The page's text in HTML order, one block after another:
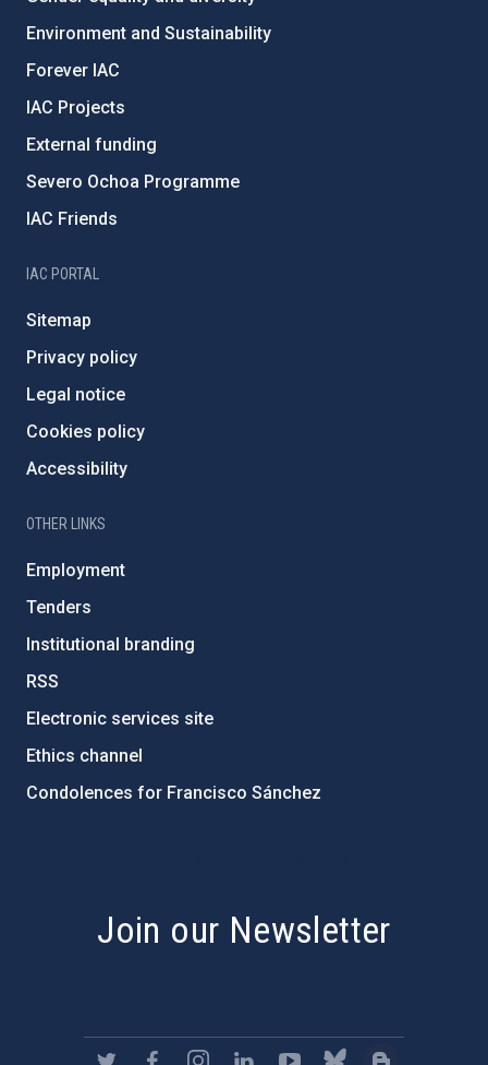
Environment and Sustainability
Forever IAC
IAC Projects
External funding
Severo Ochoa Programme
IAC Friends
IAC PORTAL
Sitemap
Privacy policy
Legal notice
Cookies policy
Accessibility
OTHER LINKS
Employment
Tenders
Institutional branding
RSS
Electronic services site
Ethics channel
Condolences for Francisco Sánchez
Join our Newsletter